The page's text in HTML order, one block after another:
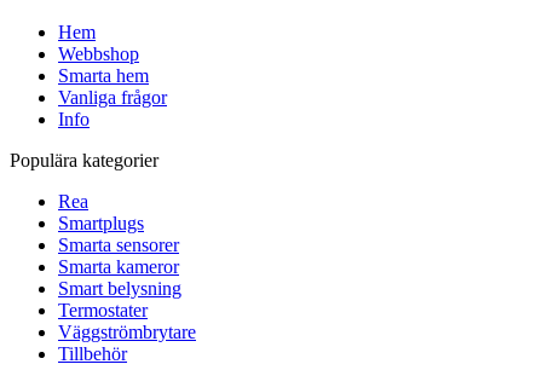
Hem
Webbshop
Smarta hem
Vanliga frågor
Info
Populära kategorier
Rea
Smartplugs
Smarta sensorer
Smarta kameror
Smart belysning
Termostater
Väggströmbrytare
Tillbehör